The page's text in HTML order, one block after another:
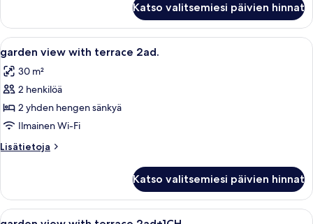
child)
kuvat
näköala
puutarhaan
(Aquapark
Access
2
+
Katso valitsemiesi päivien hinnat
Avaa
kaikki
huonetyypin
garden
view
with
terrace
2ad.
Tallelokero huoneessa, ilmaiset
5
garden view with terrace 2ad.
30 m²
2 henkilöä
2 yhden hengen sänkyä
Ilmainen Wi-Fi
Lisätietoja
Lisätietoja
with
terrace
2ad.
Katso valitsemiesi päivien hinnat
Avaa
Tallelokero huoneessa, ilmaiset
5